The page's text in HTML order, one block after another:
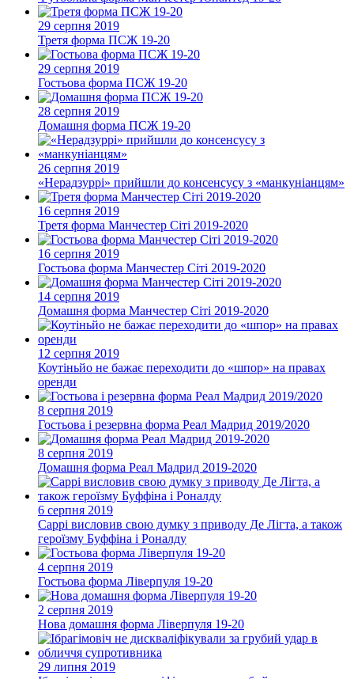
29 серпня 2019
Третя форма ПСЖ 19-20
29 серпня 2019
Гостьова форма ПСЖ 19-20
28 серпня 2019
Домашня форма ПСЖ 19-20
26 серпня 2019
«Нерадзуррі» прийшли до консенсусу з «манкуніанцям»
16 серпня 2019
Третя форма Манчестер Сіті 2019-2020
16 серпня 2019
Гостьова форма Манчестер Сіті 2019-2020
14 серпня 2019
Домашня форма Манчестер Сіті 2019-2020
12 серпня 2019
Коутіньйо не бажає переходити до «шпор» на правах
оренди
8 серпня 2019
Гостьова і резервна форма Реал Мадрид 2019/2020
8 серпня 2019
Домашня форма Реал Мадрид 2019-2020
6 серпня 2019
Саррі висловив свою думку з приводу Де Лігта, а також
героїзму Буффіна і Роналду
4 серпня 2019
Гостьова форма Ліверпуля 19-20
2 серпня 2019
Нова домашня форма Ліверпуля 19-20
29 липня 2019